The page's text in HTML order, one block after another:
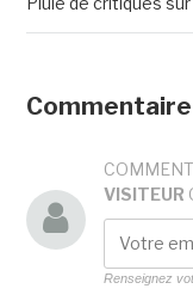
Commentaire
VISITEUR
Renseignez